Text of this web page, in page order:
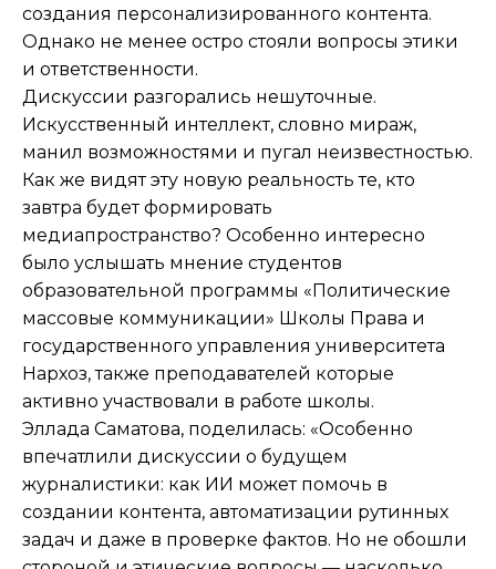
создания персонализированного контента.
Однако не менее остро стояли вопросы этики
и ответственности.
Дискуссии разгорались нешуточные.
Искусственный интеллект, словно мираж,
манил возможностями и пугал неизвестностью.
Как же видят эту новую реальность те, кто
завтра будет формировать
медиапространство? Особенно интересно
было услышать мнение студентов
образовательной программы «Политические
массовые коммуникации» Школы Права и
государственного управления университета
Нархоз, также преподавателей которые
активно участвовали в работе школы.
Эллада Саматова, поделилась: «Особенно
впечатлили дискуссии о будущем
журналистики: как ИИ может помочь в
создании контента, автоматизации рутинных
задач и даже в проверке фактов. Но не обошли